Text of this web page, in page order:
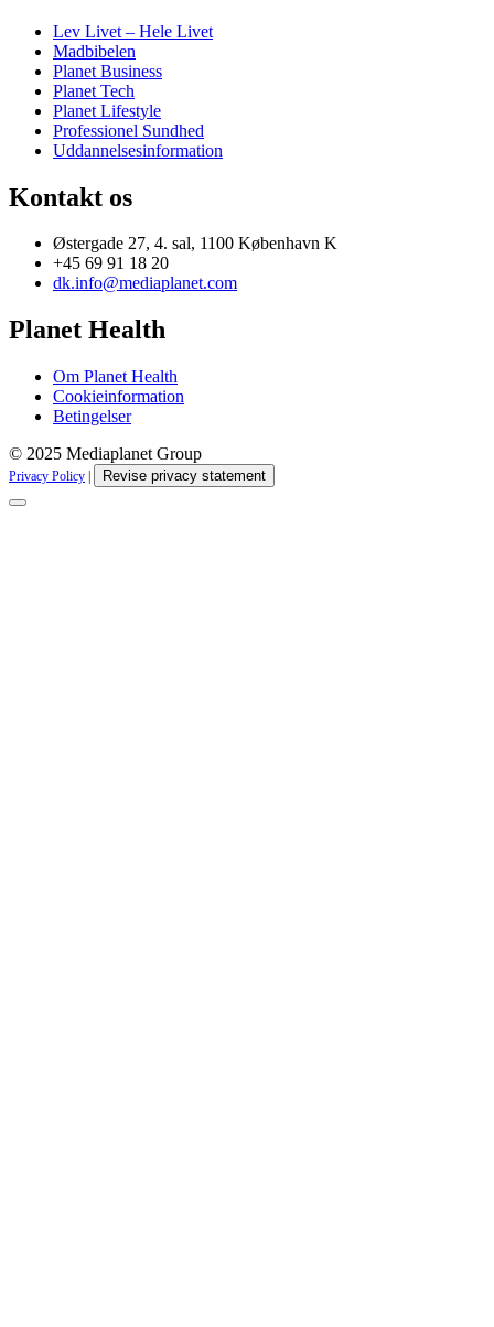
Lev Livet – Hele Livet
Madbibelen
Planet Business
Planet Tech
Planet Lifestyle
Professionel Sundhed
Uddannelsesinformation
Kontakt os
Østergade 27, 4. sal, 1100 København K
+45 69 91 18 20
dk.info@mediaplanet.com
Planet Health
Om Planet Health
Cookieinformation
Betingelser
© 2025 Mediaplanet Group
Privacy Policy Revise privacy statement